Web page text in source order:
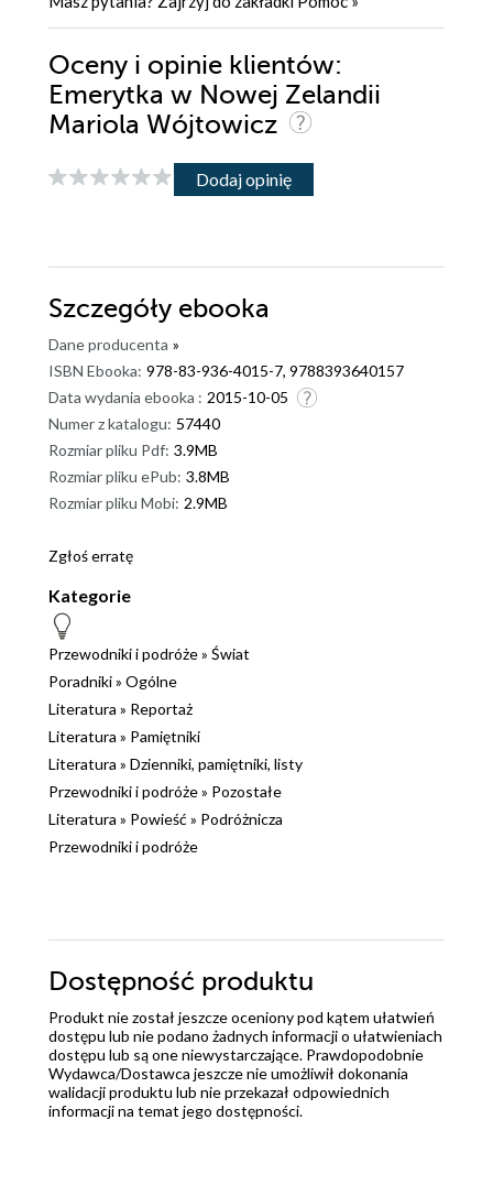
Oceny i opinie klientów:
Emerytka w Nowej Zelandii
Mariola Wójtowicz
Dodaj opinię
Szczegóły ebooka
Dane producenta »
ISBN Ebooka: 978-83-936-4015-7, 9788393640157
Data wydania ebooka : 2015-10-05
Numer z katalogu: 57440
Rozmiar pliku Pdf: 3.9MB
Rozmiar pliku ePub: 3.8MB
Rozmiar pliku Mobi: 2.9MB
Zgłoś erratę
Kategorie
Przewodniki i podróże» Świat
Poradniki» Ogólne
Literatura » Reportaż
Literatura » Pamiętniki
Literatura » Dzienniki, pamiętniki, listy
Przewodniki i podróże» Pozostałe
Literatura » Powieść » Podróżnicza
Przewodniki i podróże
Dostępność produktu
Produkt nie został jeszcze oceniony pod kątem ułatwień
dostępu lub nie podano żadnych informacji o ułatwieniach
dostępu lub są one niewystarczające. Prawdopodobnie
Wydawca/Dostawca jeszcze nie umożliwił dokonania
walidacji produktu lub nie przekazał odpowiednich
informacji na temat jego dostępności.